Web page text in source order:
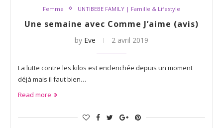
Femme UNTIBEBE FAMILY | Famille & Lifestyle
Une semaine avec Comme J’aime (avis)
by Eve 2 avril 2019
La lutte contre les kilos est enclenchée depuis un moment
déjà mais il faut bien…
Read more